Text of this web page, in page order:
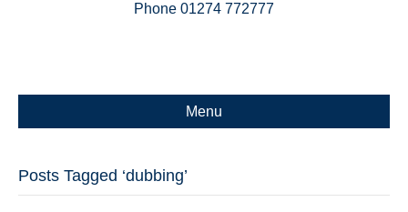
Phone 01274 772777
Menu
Posts Tagged ‘dubbing’